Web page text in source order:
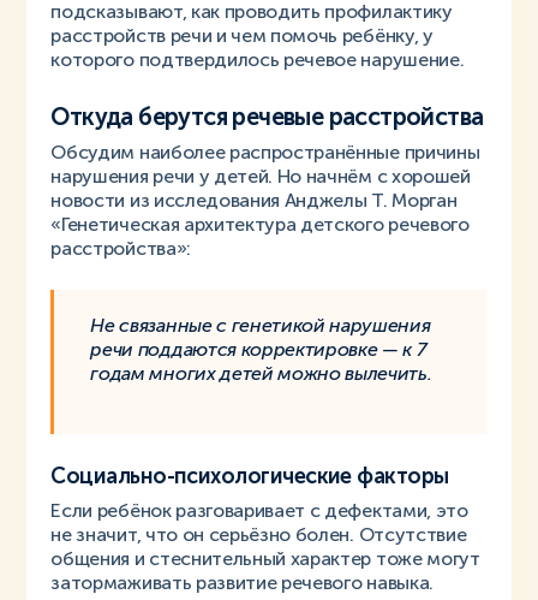
подсказывают, как проводить профилактику
расстройств речи и чем помочь ребёнку, у
которого подтвердилось речевое нарушение.
Откуда берутся речевые расстройства
Обсудим наиболее распространённые причины
нарушения речи у детей. Но начнём с хорошей
новости из исследования Анджелы Т. Морган
«Генетическая архитектура детского речевого
расстройства»:
Не связанные с генетикой нарушения
речи поддаются корректировке — к 7
годам многих детей можно вылечить.
Социально-психологические факторы
Если ребёнок разговаривает с дефектами, это
не значит, что он серьёзно болен. Отсутствие
общения и стеснительный характер тоже могут
затормаживать развитие речевого навыка.